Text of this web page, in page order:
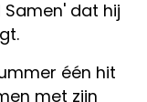
dat hij
één hit
met zijn